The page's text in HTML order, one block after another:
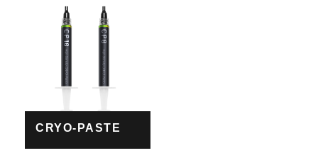
CRYO-PASTE